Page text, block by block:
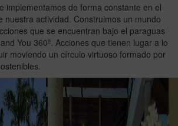
implementamos de forma constante en el
nuestra actividad. Construimos un mundo
que se encuentran bajo el paraguas
You 360º. Acciones que tienen lugar a lo
moviendo un círculo virtuoso formado por